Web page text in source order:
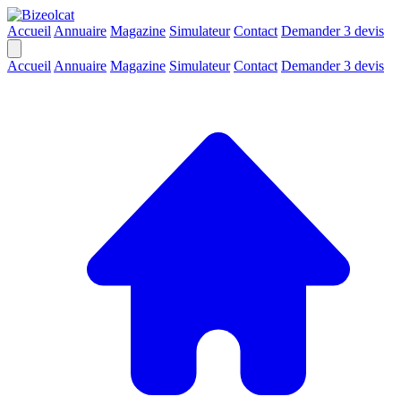
Accueil Annuaire Magazine Simulateur Contact Demander 3 devis
Accueil Annuaire Magazine Simulateur Contact Demander 3 devis